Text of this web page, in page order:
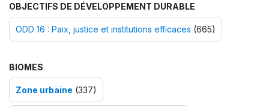
OBJECTIFS DE DÉVELOPPEMENT DURABLE
ODD 16 : Paix, justice et institutions efficaces (665)
BIOMES
Zone urbaine (337)